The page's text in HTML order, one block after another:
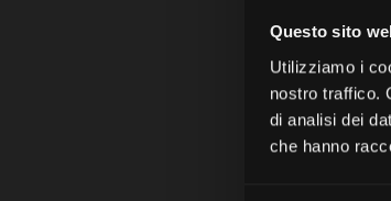
Questo sito
Utilizziamo i
nostro traffico.
di analisi dei
che hanno